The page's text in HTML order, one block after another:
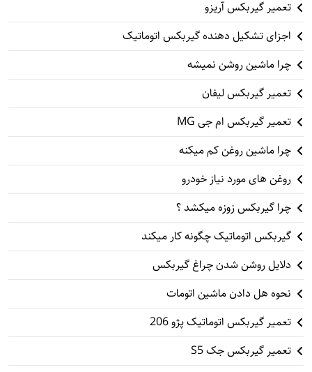
تعمیر گیربکس آریزو
اجزای تشکیل دهنده گیربکس اتوماتیک
چرا ماشین روشن نمیشه
تعمیر گیربکس لیفان
تعمیر گیربکس ام جی MG
چرا ماشین روغن کم میکنه
روغن های مورد نیاز خودرو
چرا گیربکس زوزه میکشد ؟
گیربکس اتوماتیک چگونه کار میکند
دلایل روشن شدن چراغ گیربکس
نحوه هل دادن ماشین اتومات
تعمیر گیربکس اتوماتیک پژو 206
تعمیر گیربکس جک S5